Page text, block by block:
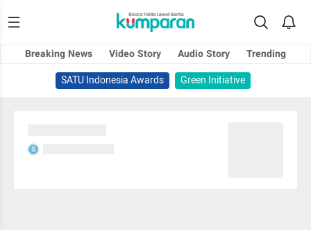
Breaking News Video Story Audio Story
Trending
SATU Indonesia Awards
Green Initiative
S